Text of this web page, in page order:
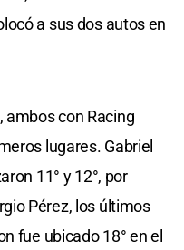
a sus dos autos en
ambos con Racing
lugares. Gabriel
11° y 12°, por
Pérez, los últimos
fue ubicado 18° en el